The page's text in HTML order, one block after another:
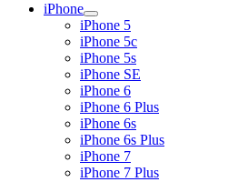
iPhone
iPhone 5
iPhone 5c
iPhone 5s
iPhone SE
iPhone 6
iPhone 6 Plus
iPhone 6s
iPhone 6s Plus
iPhone 7
iPhone 7 Plus